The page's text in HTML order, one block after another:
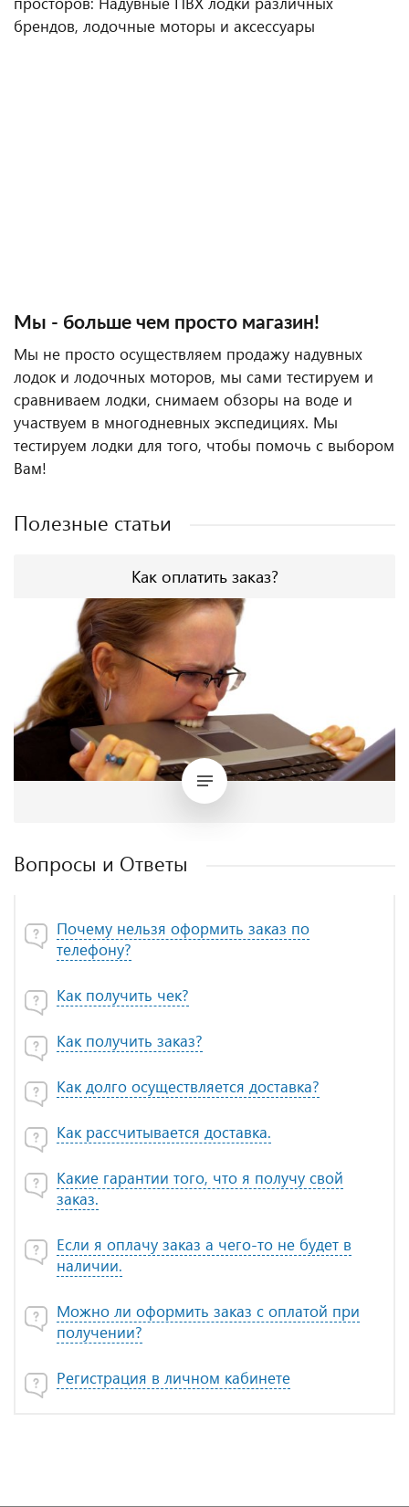
брендов, лодочные моторы и аксессуары
Мы - больше чем просто магазин!
Мы не просто осуществляем продажу надувных
лодок и лодочных моторов, мы сами тестируем и
сравниваем лодки, снимаем обзоры на воде и
участвуем в многодневных экспедициях. Мы
тестируем лодки для того, чтобы помочь с выбором
Вам!
Полезные статьи
Как оплатить заказ?
Вопросы и Ответы
Почему нельзя оформить заказ по
телефону?
Как получить чек?
Как получить заказ?
Как долго осуществляется доставка?
Как рассчитывается доставка.
Какие гарантии того, что я получу свой
заказ.
Если я оплачу заказ а чего-то не будет в
наличии.
Можно ли оформить заказ с оплатой при
получении?
Регистрация в личном кабинете